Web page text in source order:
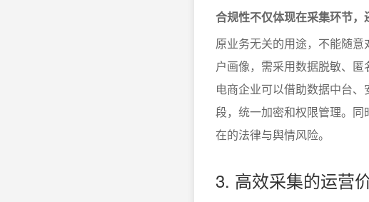
合规性不仅体现在采集环节，
原业务无关的用途，不能随
户画像，需采用数据脱敏、匿
电商企业可以借助数据中台
段，统一加密和权限管理。
在的法律与舆情风险。
3. 高效采集的运营